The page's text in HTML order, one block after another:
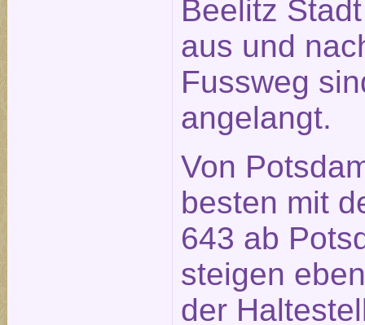
Beelitz
aus und
Fussweg
angelangt.
Von
besten mit
643 ab
steigen
der